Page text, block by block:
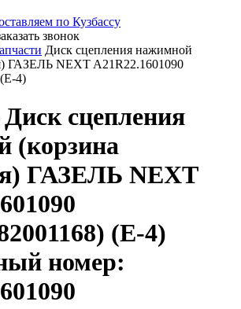
по Кузбассу
звонок
Диск сцепления нажимной
ГАЗЕЛЬ NEXT A21R22.1601090
4)
Диск сцепления
(корзина
ГАЗЕЛЬ NEXT
(Е-4)
номер: